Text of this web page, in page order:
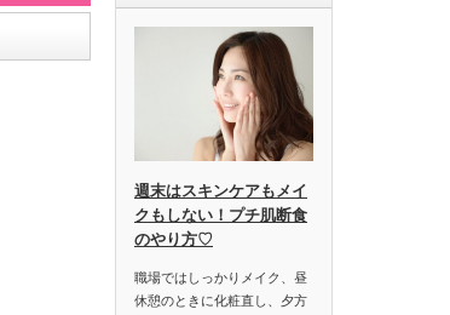
週末はスキンケアもメイ
クもしない！プチ肌断食
のやり方♡
職場ではしっかりメイク、昼
休憩のときに化粧直し、夕方